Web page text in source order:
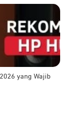
yang Wajib